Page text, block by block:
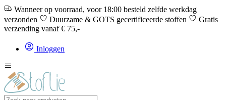
Wanneer op voorraad, voor 18:00 besteld zelfde werkdag
verzonden
Duurzame & GOTS gecertificeerde stoffen
Gratis
verzending vanaf € 75,-
Inloggen